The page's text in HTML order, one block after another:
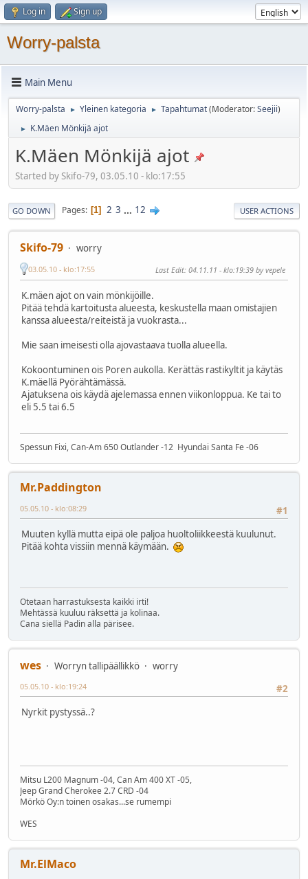
Log in Sign up
Worry-palsta
Main Menu
Worry-palsta ► Yleinen kategoria ► Tapahtumat(Moderator:Seejii)
► K.Mäen Mönkijä ajot
K.Mäen Mönkijä ajot
Started by Skifo-79, 03.05.10 - klo:17:55
GO DOWN Pages 1 2 3 ... 12 USER ACTIONS
Skifo-79 worry
03.05.10 - klo:17:55 Last Edit: 04.11.11 - klo:19:39 by vepele
K.mäen ajot on vain mönkijöille.
Pitää tehdä kartoitusta alueesta, keskustella maan omistajien
kanssa alueesta/reiteistä ja vuokrasta...
Mie saan imeisesti olla ajovastaava tuolla alueella.
Kokoontuminen ois Poren aukolla. Kerättäs rastikyltit ja käytäs
K.mäellä Pyörähtämässä.
Ajatuksena ois käydä ajelemassa ennen viikonloppua. Ke tai to
eli 5.5 tai 6.5
Spessun Fixi, Can-Am 650 Outlander -12 Hyundai Santa Fe -06
Mr.Paddington
#1
05.05.10 - klo:08:29
Muuten kyllä mutta eipä ole paljoa huoltoliikkeestä kuulunut.
Pitää kohta vissiin mennä käymään.
Otetaan harrastuksesta kaikki irti!
Mehtässä kuuluu räksettä ja kolinaa.
Cana siellä Padin alla pärisee.
wes Worryn tallipäällikkö
worry
#2
05.05.10 - klo:19:24
Nyrkit pystyssä..?
Mitsu L200 Magnum -04, Can Am 400 XT -05,
Jeep Grand Cherokee 2.7 CRD -04
Mörkö Oy:n toinen osakas...se rumempi
WES
Mr.ElMaco